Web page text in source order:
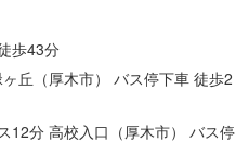
歩43分
丘（厚木市） バス停下車 徒歩2
12分 高校入口（厚木市） バス停